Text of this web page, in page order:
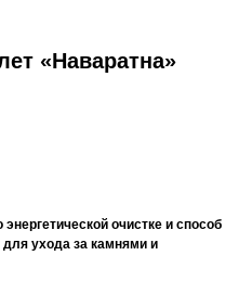
«Наваратна»
очистке и способ
ухода за камнями и